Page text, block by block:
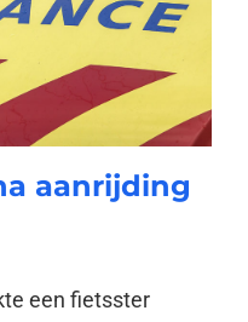
aanrijding
een fietsster